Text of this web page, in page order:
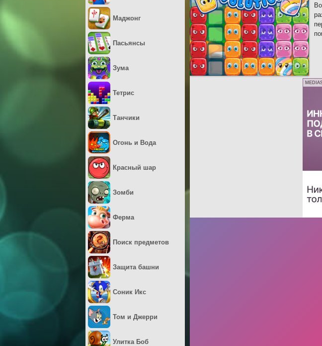
Маджонг
Пасьянсы
Зума
Тетрис
Танчики
Огонь и Вода
Красный шар
Зомби
Ферма
Поиск предметов
Защита башни
Соник Икс
Том и Джерри
Улитка Боб